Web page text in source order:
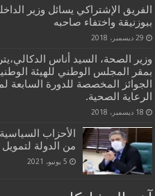
الفريق الإشتراكي يسائل وزير
ببوزنيقة واختفاء صاحبه
29 ديسمبر، 2018
بمقر المجلس الوطني للهيئة
الجوائز المخصصة للدورة السابعة
الرعاية الصحية.
18 ديسمبر، 2018
من الدولة لتمويل
5 يونيو، 2021